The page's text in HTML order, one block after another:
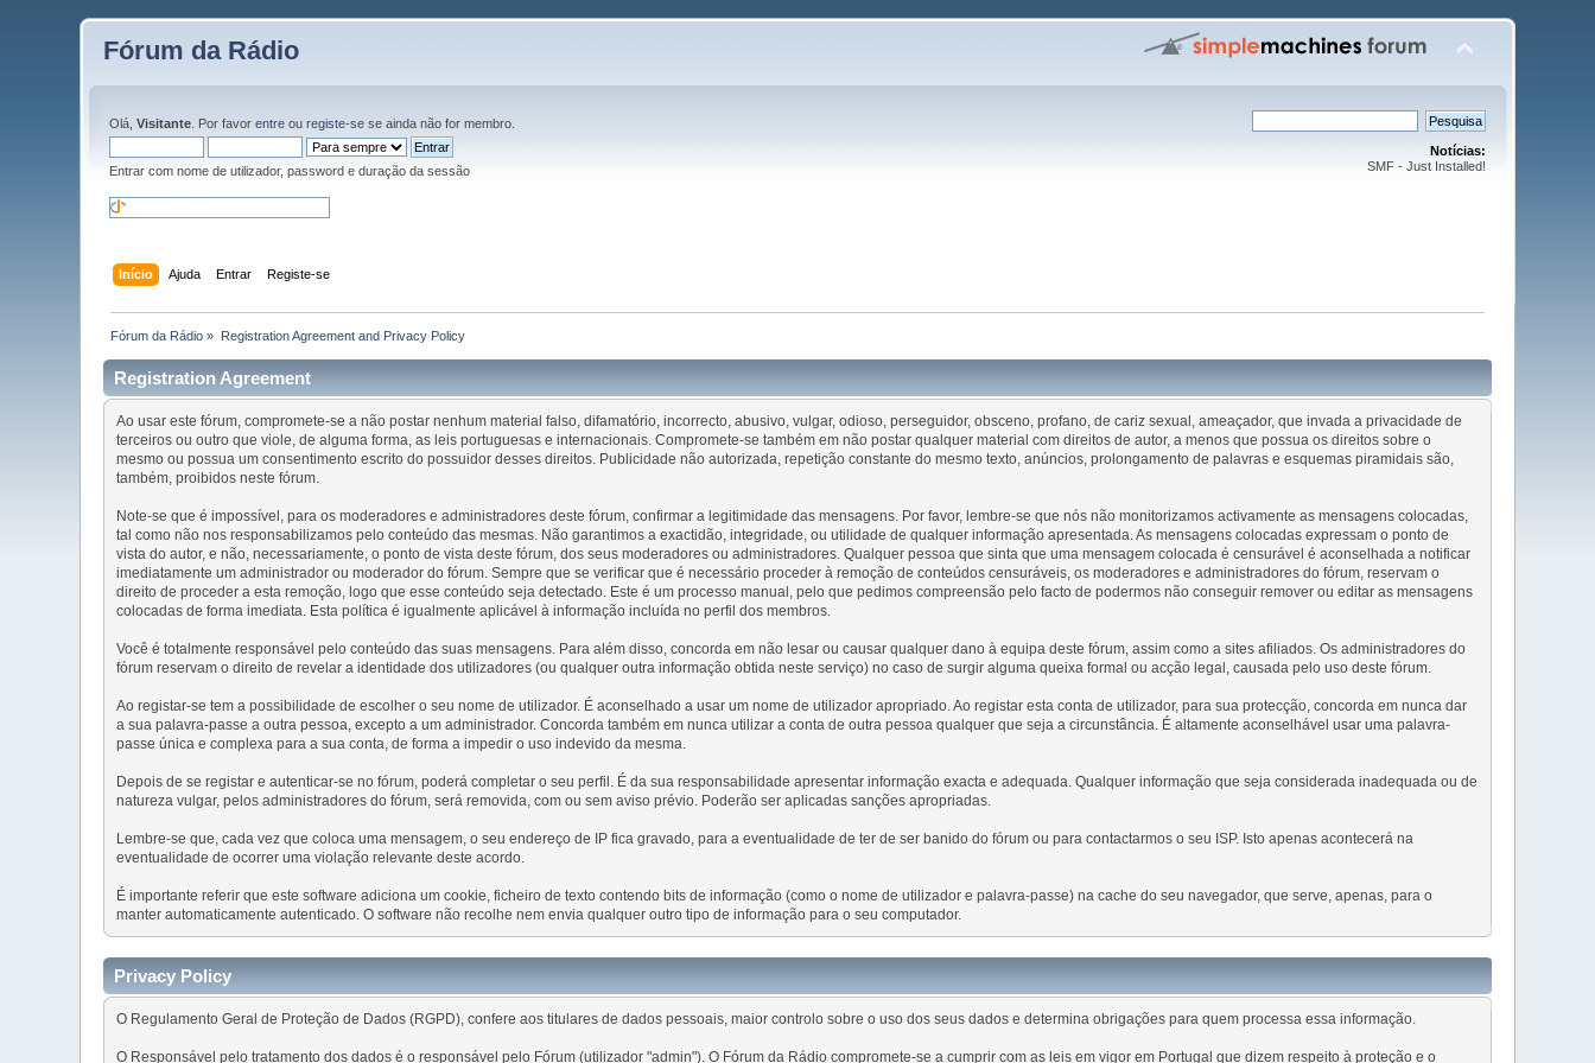
Fórum da Rádio
Olá,Visitante . Por favorentre ouregiste-se se ainda não for membro.
Entrar com nome de utilizador, password e duração da sessão
Notícias:
SMF - Just Installed!
Início Ajuda Entrar Registe-se
Fórum da Rádio » Registration Agreement and Privacy Policy
Registration Agreement
Ao usar este fórum, compromete-se a não postar nenhum material falso, difamatório, incorrecto, abusivo, vulgar, odioso, perseguidor, obsceno, profano, de cariz sexual, ameaçador, que invada a privacidade de
terceiros ou outro que viole, de alguma forma, as leis portuguesas e internacionais. Compromete-se também em não postar qualquer material com direitos de autor, a menos que possua os direitos sobre o
mesmo ou possua um consentimento escrito do possuidor desses direitos. Publicidade não autorizada, repetição constante do mesmo texto, anúncios, prolongamento de palavras e esquemas piramidais são,
também, proibidos neste fórum.
Note-se que é impossível, para os moderadores e administradores deste fórum, confirmar a legitimidade das mensagens. Por favor, lembre-se que nós não monitorizamos activamente as mensagens colocadas,
tal como não nos responsabilizamos pelo conteúdo das mesmas. Não garantimos a exactidão, integridade, ou utilidade de qualquer informação apresentada. As mensagens colocadas expressam o ponto de
vista do autor, e não, necessariamente, o ponto de vista deste fórum, dos seus moderadores ou administradores. Qualquer pessoa que sinta que uma mensagem colocada é censurável é aconselhada a notificar
imediatamente um administrador ou moderador do fórum. Sempre que se verificar que é necessário proceder à remoção de conteúdos censuráveis, os moderadores e administradores do fórum, reservam o
direito de proceder a esta remoção, logo que esse conteúdo seja detectado. Este é um processo manual, pelo que pedimos compreensão pelo facto de podermos não conseguir remover ou editar as mensagens
colocadas de forma imediata. Esta política é igualmente aplicável à informação incluída no perfil dos membros.
Você é totalmente responsável pelo conteúdo das suas mensagens. Para além disso, concorda em não lesar ou causar qualquer dano à equipa deste fórum, assim como a sites afiliados. Os administradores do
fórum reservam o direito de revelar a identidade dos utilizadores (ou qualquer outra informação obtida neste serviço) no caso de surgir alguma queixa formal ou acção legal, causada pelo uso deste fórum.
Ao registar-se tem a possibilidade de escolher o seu nome de utilizador. É aconselhado a usar um nome de utilizador apropriado. Ao registar esta conta de utilizador, para sua protecção, concorda em nunca dar
a sua palavra-passe a outra pessoa, excepto a um administrador. Concorda também em nunca utilizar a conta de outra pessoa qualquer que seja a circunstância. É altamente aconselhável usar uma palavra-
passe única e complexa para a sua conta, de forma a impedir o uso indevido da mesma.
Depois de se registar e autenticar-se no fórum, poderá completar o seu perfil. É da sua responsabilidade apresentar informação exacta e adequada. Qualquer informação que seja considerada inadequada ou de
natureza vulgar, pelos administradores do fórum, será removida, com ou sem aviso prévio. Poderão ser aplicadas sanções apropriadas.
Lembre-se que, cada vez que coloca uma mensagem, o seu endereço de IP fica gravado, para a eventualidade de ter de ser banido do fórum ou para contactarmos o seu ISP. Isto apenas acontecerá na
eventualidade de ocorrer uma violação relevante deste acordo.
É importante referir que este software adiciona um cookie, ficheiro de texto contendo bits de informação (como o nome de utilizador e palavra-passe) na cache do seu navegador, que serve, apenas, para o
manter automaticamente autenticado. O software não recolhe nem envia qualquer outro tipo de informação para o seu computador.
Privacy Policy
O Regulamento Geral de Proteção de Dados (RGPD), confere aos titulares de dados pessoais, maior controlo sobre o uso dos seus dados e determina obrigações para quem processa essa informação.
O Responsável pelo tratamento dos dados é o responsável pelo Fórum (utilizador "admin"). O Fórum da Rádio compromete-se a cumprir com as leis em vigor em Portugal que dizem respeito à proteção e o